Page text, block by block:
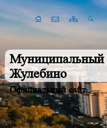
Муниципальный
Жулебино
Официальный сайт